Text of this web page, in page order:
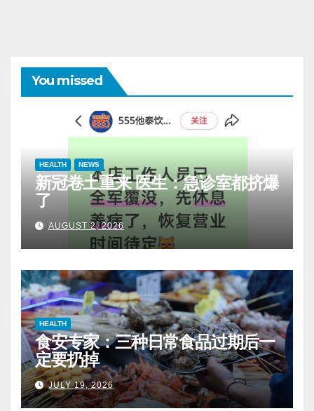
You missed
HEALTH NEWS
新冠卷土重来 医生：急诊室都挤爆
了
AUGUST 2, 2026
HEALTH
食安专家：三种日常食品过期后一
定要扔掉
JULY 19, 2026